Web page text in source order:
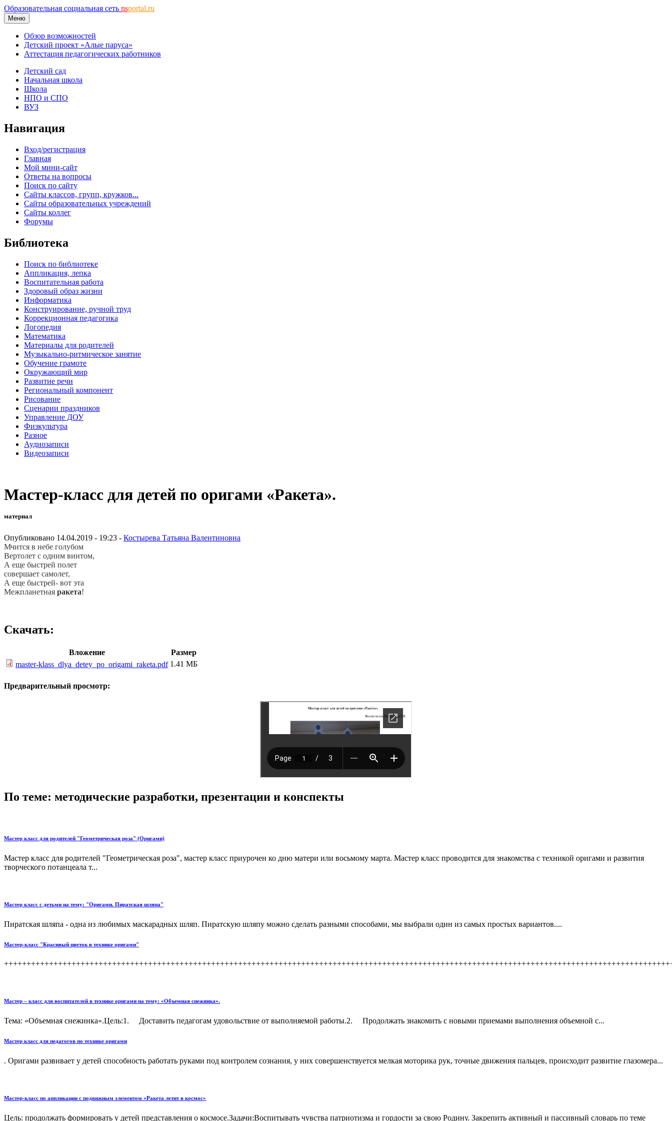
Образовательная социальная сеть nsportal.ru
Меню
Обзор возможностей
Детский проект «Алые паруса»
Аттестация педагогических работников
Детский сад
Начальная школа
Школа
НПО и СПО
ВУЗ
Навигация
Вход/регистрация
Главная
Мой мини-сайт
Ответы на вопросы
Поиск по сайту
Сайты классов, групп, кружков...
Сайты образовательных учреждений
Сайты коллег
Форумы
Библиотека
Поиск по библиотеке
Аппликация, лепка
Воспитательная работа
Здоровый образ жизни
Информатика
Конструирование, ручной труд
Коррекционная педагогика
Логопедия
Математика
Материалы для родителей
Музыкально-ритмическое занятие
Обучение грамоте
Окружающий мир
Развитие речи
Региональный компонент
Рисование
Сценарии праздников
Управление ДОУ
Физкультура
Разное
Аудиозаписи
Видеозаписи
Мастер-класс для детей по оригами «Ракета».
материал
Опубликовано 14.04.2019 - 19:23 - Костырева Татьяна Валентиновна
Мчится в небе голубом
Вертолет с одним винтом,
А еще быстрей полет
совершает самолет,
А еще быстрей- вот эта
Межпланетная ракета!
Скачать:
Вложение
Размер
master-klass_dlya_detey_po_origami_raketa.pdf 1.41 МБ
Предварительный просмотр:
По теме: методические разработки, презентации и конспекты
Мастер класс для родителей "Геометрическая роза" (Оригами)
Мастер класс для родителей "Геометрическая роза", мастер класс приурочен ко дню матери или восьмому марта. Мастер класс проводится для знакомства с техникой оригами и развития
творческого потанцеала т...
Мастер класс с детьми на тему: "Оригами. Пиратская шляпа"
Пиратская шляпа - одна из любимых маскарадных шляп. Пиратскую шляпу можно сделать разными способами, мы выбрали один из самых простых вариантов....
Мастер-класс "Красивый цветок в технике оригами"
Мастер – класс для воспитателей в технике оригами на тему: «Объемная снежинка».
Тема: «Объемная снежинка».Цель:1. Доставить педагогам удовольствие от выполняемой работы.2. Продолжать знакомить с новыми приемами выполнения объемной с...
Мастер класс для педагогов по технике оригами
. Оригами развивает у детей способность работать руками под контролем сознания, у них совершенствуется мелкая моторика рук, точные движения пальцев, происходит развитие глазомера...
Мастер-класс по аппликации с подвижным элементом «Ракета летит в космос»
Цель: продолжать формировать у детей представления о космосе.Задачи:Воспитывать чувства патриотизма и гордости за свою Родину. Закрепить активный и пассивный словарь по теме